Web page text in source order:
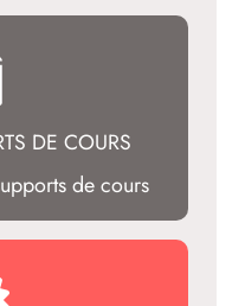
DE COURS
de cours